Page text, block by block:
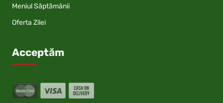
Meniul Săptămânii
Oferta Zilei
Acceptăm